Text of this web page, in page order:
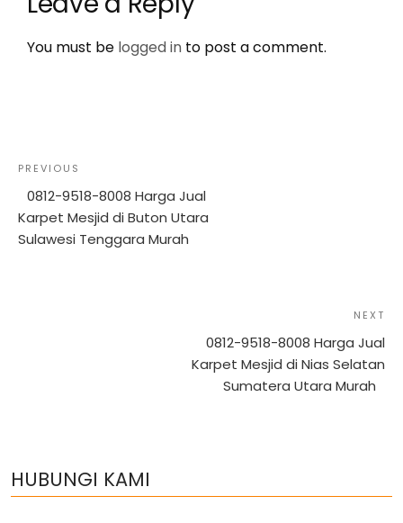
You must be logged in to post a comment.
Post
navigation
Previous
Post
PREVIOUS
0812-9518-8008 Harga Jual
Karpet Mesjid di Buton Utara
Sulawesi Tenggara Murah
NEXT
0812-9518-8008 Harga Jual
Karpet Mesjid di Nias Selatan
Sumatera Utara Murah
HUBUNGI KAMI